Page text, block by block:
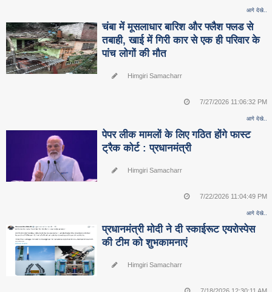
आगे देखे..
चंबा में मूसलाधार बारिश और फ्लैश फ्लड से
तबाही, खाई में गिरी कार से एक ही परिवार के
पांच लोगों की मौत
Himgiri Samacharr
7/27/2026 11:06:32 PM
आगे देखे..
पेपर लीक मामलों के लिए गठित होंगे फास्ट
ट्रैक कोर्ट : प्रधानमंत्री
Himgiri Samacharr
7/22/2026 11:04:49 PM
आगे देखे..
प्रधानमंत्री मोदी ने दी स्काईरूट एयरोस्पेस
की टीम को शुभकामनाएं
Himgiri Samacharr